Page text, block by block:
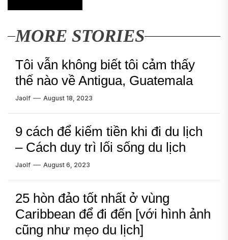
MORE STORIES
Tôi vẫn không biết tôi cảm thấy
thế nào về Antigua, Guatemala
Jaolf August 18, 2023
9 cách để kiếm tiền khi đi du lịch
– Cách duy trì lối sống du lịch
Jaolf August 6, 2023
25 hòn đảo tốt nhất ở vùng
Caribbean để đi đến [với hình ảnh
cũng như mẹo du lịch]